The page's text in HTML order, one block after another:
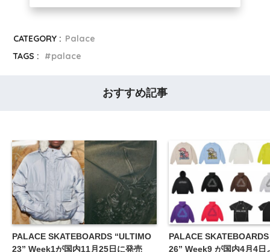
CATEGORY : Palace
TAGS :
palace
おすすめ記事
PALACE SKATEBOARDS “ULTIMO
23” Week1が国内11月25日に発売
PALACE
26” Week9 が国内4月4日